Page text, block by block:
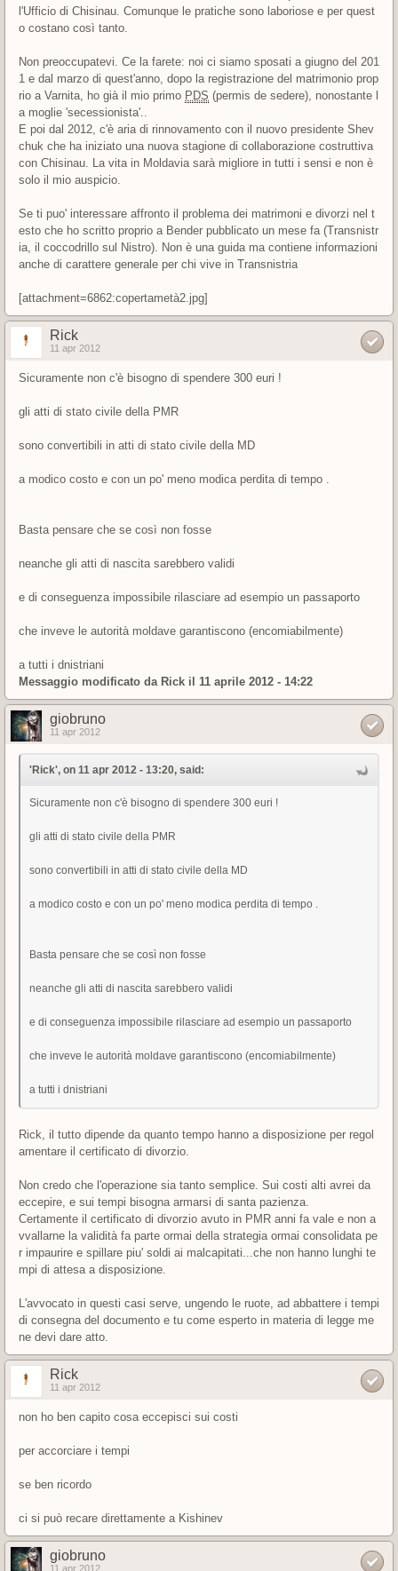
l'Ufficio di Chisinau. Comunque le pratiche sono laboriose e per quest
o costano così tanto.
Non preoccupatevi. Ce la farete: noi ci siamo sposati a giugno del 201
1 e dal marzo di quest'anno, dopo la registrazione del matrimonio prop
rio a Varnita, ho già il mio primo PDS (permis de sedere), nonostante l
a moglie 'secessionista'..
E poi dal 2012, c'è aria di rinnovamento con il nuovo presidente Shev
chuk che ha iniziato una nuova stagione di collaborazione costruttiva
con Chisinau. La vita in Moldavia sarà migliore in tutti i sensi e non è
solo il mio auspicio.
Se ti puo' interessare affronto il problema dei matrimoni e divorzi nel t
esto che ho scritto proprio a Bender pubblicato un mese fa (Transnistr
ia, il coccodrillo sul Nistro). Non è una guida ma contiene informazioni
anche di carattere generale per chi vive in Transnistria
[attachment=6862:copertametà2.jpg]
Rick
11 apr 2012
Sicuramente non c'è bisogno di spendere 300 euri !
gli atti di stato civile della PMR
sono convertibili in atti di stato civile della MD
a modico costo e con un po' meno modica perdita di tempo .
Basta pensare che se così non fosse
neanche gli atti di nascita sarebbero validi
e di conseguenza impossibile rilasciare ad esempio un passaporto
che inveve le autorità moldave garantiscono (encomiabilmente)
a tutti i dnistriani
Messaggio modificato da Rick il 11 aprile 2012 - 14:22
giobruno
11 apr 2012
'Rick', on 11 apr 2012 - 13:20, said:
Sicuramente non c'è bisogno di spendere 300 euri !
gli atti di stato civile della PMR
sono convertibili in atti di stato civile della MD
a modico costo e con un po' meno modica perdita di tempo .
Basta pensare che se così non fosse
neanche gli atti di nascita sarebbero validi
e di conseguenza impossibile rilasciare ad esempio un passaporto
che inveve le autorità moldave garantiscono (encomiabilmente)
a tutti i dnistriani
Rick, il tutto dipende da quanto tempo hanno a disposizione per regol
amentare il certificato di divorzio.
Non credo che l'operazione sia tanto semplice. Sui costi alti avrei da
eccepire, e sui tempi bisogna armarsi di santa pazienza.
Certamente il certificato di divorzio avuto in PMR anni fa vale e non a
vvallarne la validità fa parte ormai della strategia ormai consolidata pe
r impaurire e spillare piu' soldi ai malcapitati...che non hanno lunghi te
mpi di attesa a disposizione.
L'avvocato in questi casi serve, ungendo le ruote, ad abbattere i tempi
di consegna del documento e tu come esperto in materia di legge me
ne devi dare atto.
Rick
11 apr 2012
non ho ben capito cosa eccepisci sui costi
per accorciare i tempi
se ben ricordo
ci si può recare direttamente a Kishinev
giobruno
11 apr 2012